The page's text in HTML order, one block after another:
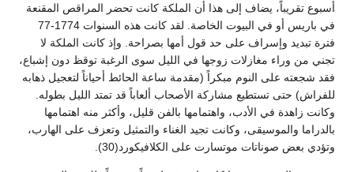
أسبوع تقريباً، يضاف إلى هذا أن الملكة كانت تحضر المراقص المقنعة
في باريس أو في البيوت الخاصة. لقد كانت هذه السنوات 1774-77
فترة تبديد وإسراف على حد قول أمها بصراحة. وإذ كانت الملكة لا
تجني من وراء مغازلات زوجها في الليل سوى الرغبة توقظ دون إشباع،
فقد شجعته على النوم مبكراً (مقدمة ساعة الحائط أحياناً لتعجيل ذهابه
للفراش) حتى تستطيع مشاركة الأصحاب ألعاباً قد تمتد الليل بطوله.
وكانت زاهدة في الأدب، واهتمامها بالفن قليل، وأكثر منه اهتمامها
بالدراما والموسيقى، وكانت تجيد الغناء والتمثيل وتعزف على الهارب،
وتؤدي بعض صوناتات موتسارت على الكلافيكورد(30).